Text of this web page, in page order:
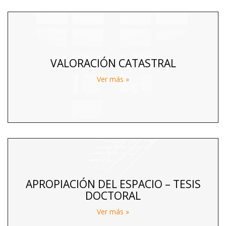
VALORACIÓN CATASTRAL
Ver más »
APROPIACIÓN DEL ESPACIO – TESIS
DOCTORAL
Ver más »